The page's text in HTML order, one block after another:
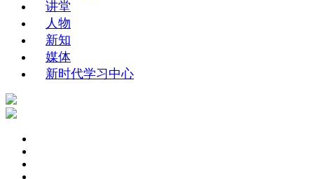
讲堂
人物
新知
媒体
新时代学习中心